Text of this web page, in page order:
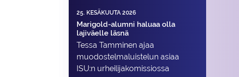
25. KESÄKUUTA 2026
Marigold-alumni haluaa olla
lajiväelle läsnä
Tessa Tamminen ajaa
muodostelma­luistelun asiaa
ISU:n urheilija­komissiossa